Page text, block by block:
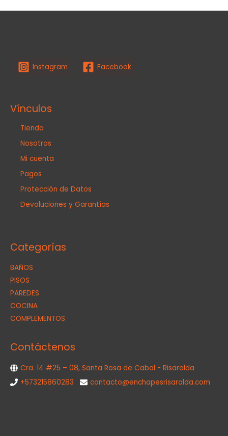
Instagram Facebook
Vínculos
Tienda
Nosotros
Mi cuenta
Pagos
Protección de Datos
Devoluciones y Garantías
Categorías
BAÑOS
PISOS
PAREDES
COCINA
COMPLEMENTOS
Contáctenos
Cra. 14 #25 – 08, Santa Rosa de Cabal - Risaralda
+573215860283
contacto@enchapesrisaralda.com